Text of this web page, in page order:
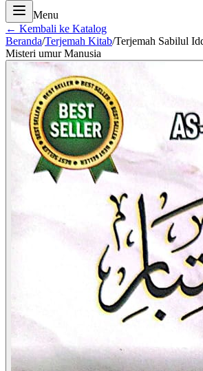
Menu
← Kembali ke Katalog
Beranda/Terjemah Kitab/Terjemah Sabilul
Misteri umur Manusia